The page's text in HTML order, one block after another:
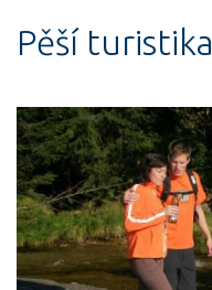
Pěší turistika